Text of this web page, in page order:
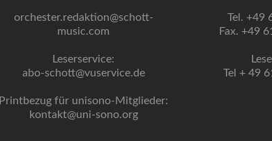
orchester.redaktion@schott-
music.com
Leserservice:
abo-schott@vuservice.de
Printbezug für unisono-Mitglieder:
kontakt@uni-sono.org
Tel. +49
Fax. +49
Tel + 49